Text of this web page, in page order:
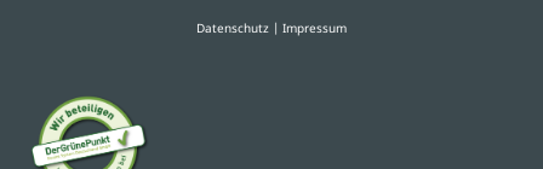
Datenschutz | Impressum